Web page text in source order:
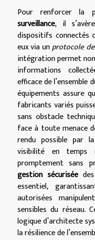
Pour renforcer la
surveillance, il
dispositifs connectés
eux via unprotocole
intégration permet
informations
efficace de l’ensemble
équipements assure
fabricants variés
sans obstacle
face à toute menace
rendu possible par
visibilité en temps
promptement sans
gestion sécuriséedes
essentiel,
autorisées
sensibles du réseau.
logique d’architecte
la résilience de